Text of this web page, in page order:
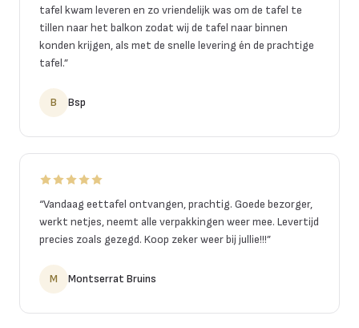
tafel kwam leveren en zo vriendelijk was om de tafel te
tillen naar het balkon zodat wij de tafel naar binnen
konden krijgen, als met de snelle levering én de prachtige
tafel.”
B Bsp
“Vandaag eettafel ontvangen, prachtig. Goede bezorger,
werkt netjes, neemt alle verpakkingen weer mee. Levertijd
precies zoals gezegd. Koop zeker weer bij jullie!!!”
M Montserrat Bruins